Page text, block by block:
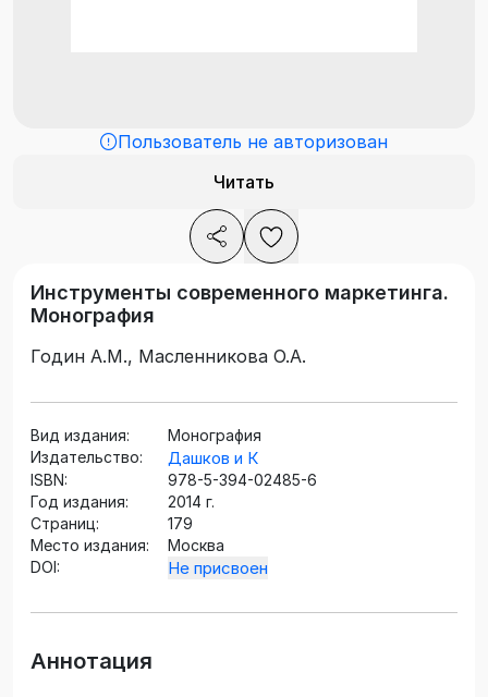
Пользователь не авторизован
Читать
Инструменты современного маркетинга.
Монография
Годин А.М., Масленникова О.А.
Вид издания:
Монография
Издательство:
Дашков и К
ISBN:
978-5-394-02485-6
Год издания:
2014 г.
Страниц:
179
Место издания:
Москва
DOI:
Не присвоен
Аннотация